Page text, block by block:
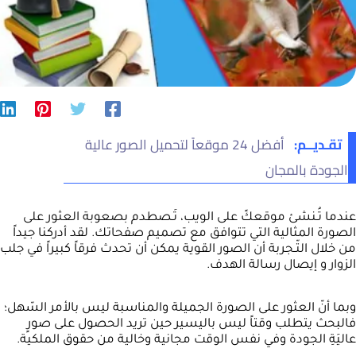
تقـديــم:
أفضل 24 موقعاً لتحميل الصور عالية
الجودة بالمجان
عندما تُـنشئ موقعكً على الويب، تَـصطدم بصعوبة العثور على
الصورة المثالية التي تتوافق مع تصميم صفحاتك. لقد أدركنا جيداً
من خلال التّـجربة أن الصور القوية يمكن أن تحدث فرقاً كبيراً في جلب
الزوار و إيصال رسالة الهدف.
وبما أنّ العثور على الصورة الجميلة والمناسبة ليس بالأمر السّهل؛
فالبحث يتطلب وقتاً ليس باليسير حين تريد الحصول على صورٍ
عاليَةِ الجودة وفي نفس الوقت مجانية وخالية من حقوق الملكية.